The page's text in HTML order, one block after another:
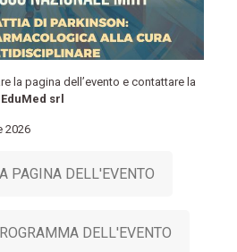
la pagina dell’evento e contattare la
EduMed srl
2026
PAGINA DELL'EVENTO
DELL'EVENTO